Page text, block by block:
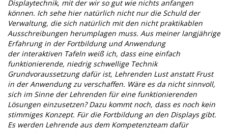
Displaytechnik, mit der wir so gut wie nichts anfangen
können. Ich sehe hier natürlich nicht nur die Schuld der
Verwaltung, die sich natürlich mit den nicht praktikablen
Ausschreibungen herumplagen muss. Aus meiner langjährige
Erfahrung in der Fortbildung und Anwendung
der interaktiven Tafeln weiß ich, dass eine einfach
funktionierende, niedrig schwellige Technik
Grundvoraussetzung dafür ist, Lehrenden Lust anstatt Frust
in der Anwendung zu verschaffen. Wäre es da nicht sinnvoll,
sich im Sinne der Lehrenden für eine funktionierenden
Lösungen einzusetzen? Dazu kommt noch, dass es noch kein
stimmiges Konzept. Für die Fortbildung an den Displays gibt.
Es werden Lehrende aus dem Kompetenzteam dafür